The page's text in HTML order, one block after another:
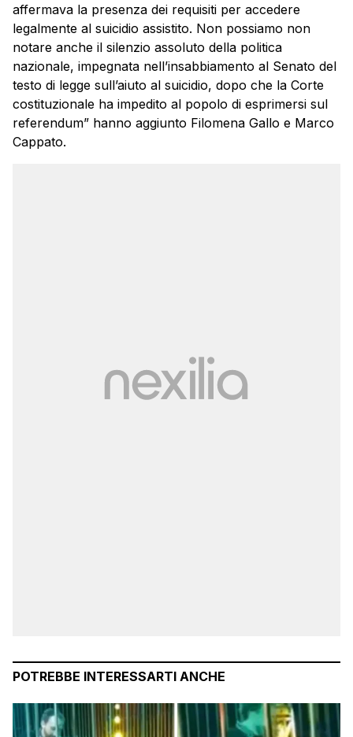
affermava la presenza dei requisiti per accedere
legalmente al suicidio assistito. Non possiamo non
notare anche il silenzio assoluto della politica
nazionale, impegnata nell’insabbiamento al Senato del
testo di legge sull’aiuto al suicidio, dopo che la Corte
costituzionale ha impedito al popolo di esprimersi sul
referendum” hanno aggiunto Filomena Gallo e Marco
Cappato.
POTREBBE INTERESSARTI ANCHE